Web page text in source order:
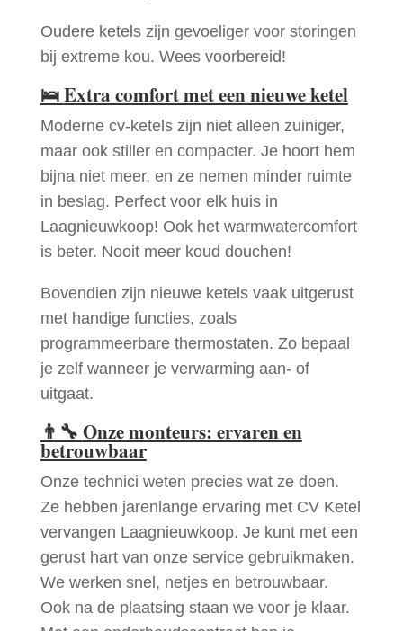
Oudere ketels zijn gevoeliger voor storingen
bij extreme kou. Wees voorbereid!
🛌Extra comfort met een nieuwe ketel
Moderne cv-ketels zijn niet alleen zuiniger,
maar ook stiller en compacter. Je hoort hem
bijna niet meer, en ze nemen minder ruimte
in beslag. Perfect voor elk huis in
Laagnieuwkoop! Ook het warmwatercomfort
is beter. Nooit meer koud douchen!
Bovendien zijn nieuwe ketels vaak uitgerust
met handige functies, zoals
programmeerbare thermostaten. Zo bepaal
je zelf wanneer je verwarming aan- of
uitgaat.
👨‍🔧 Onze monteurs: ervaren en
betrouwbaar
Onze technici weten precies wat ze doen.
Ze hebben jarenlange ervaring met CV Ketel
vervangen Laagnieuwkoop. Je kunt met een
gerust hart van onze service gebruikmaken.
We werken snel, netjes en betrouwbaar.
Ook na de plaatsing staan we voor je klaar.